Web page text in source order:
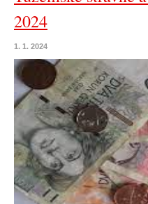
2024
1. 1. 2024